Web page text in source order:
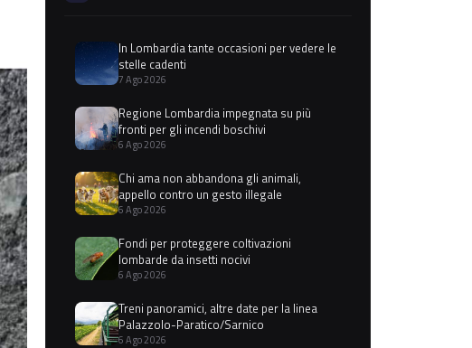
In Lombardia tante occasioni per vedere le
stelle cadenti
7 Ago 2026
Regione Lombardia impegnata su più
fronti per gli incendi boschivi
6 Ago 2026
Chi ama non abbandona gli animali,
appello contro un gesto illegale
6 Ago 2026
Fondi per proteggere coltivazioni
lombarde da insetti nocivi
6 Ago 2026
Treni panoramici, altre date per la linea
Palazzolo-Paratico/Sarnico
6 Ago 2026